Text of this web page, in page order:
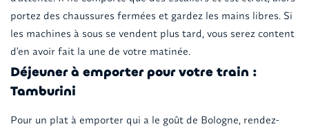
portez des chaussures fermées et gardez les mains libres. Si
les machines à sous se vendent plus tard, vous serez content
d'en avoir fait la une de votre matinée.
Déjeuner à emporter pour votre train :
Tamburini
Pour un plat à emporter qui a le goût de Bologne, rendez-